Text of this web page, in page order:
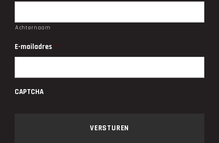
Achternaam
E-mailadres *
CAPTCHA